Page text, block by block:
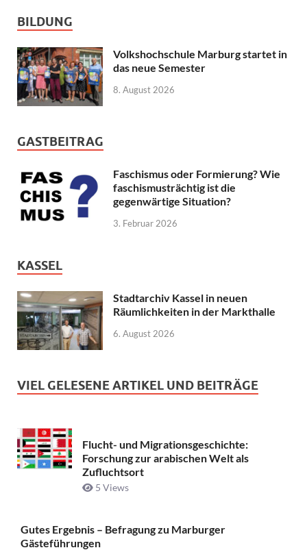
BILDUNG
Volkshochschule Marburg startet in
das neue Semester
8. August 2026
GASTBEITRAG
Faschismus oder Formierung? Wie
faschismusträchtig ist die
gegenwärtige Situation?
3. Februar 2026
KASSEL
Stadtarchiv Kassel in neuen
Räumlichkeiten in der Markthalle
6. August 2026
VIEL GELESENE ARTIKEL UND BEITRÄGE
Flucht- und Migrationsgeschichte:
Forschung zur arabischen Welt als
Zufluchtsort
5 Views
Gutes Ergebnis – Befragung zu Marburger
Gästeführungen